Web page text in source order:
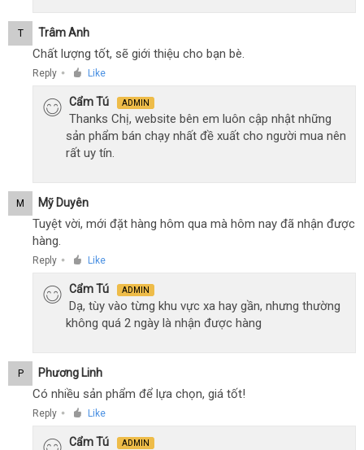
T Trâm Anh
Chất lượng tốt, sẽ giới thiệu cho bạn bè.
Reply ● Like
Cẩm Tú ADMIN
Thanks Chị, website bên em luôn cập nhật những
sản phẩm bán chạy nhất đề xuất cho người mua nên
rất uy tín.
M Mỹ Duyên
Tuyệt vời, mới đặt hàng hôm qua mà hôm nay đã nhận được
hàng.
Reply ● Like
Cẩm Tú ADMIN
Dạ, tùy vào từng khu vực xa hay gần, nhưng thường
không quá 2 ngày là nhận được hàng
P Phương Linh
Có nhiều sản phẩm để lựa chọn, giá tốt!
Reply ● Like
Cẩm Tú ADMIN